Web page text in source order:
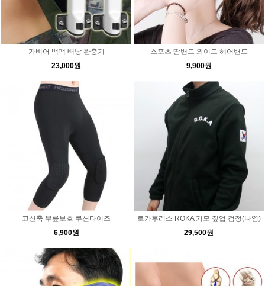
가비어 백팩 배낭 완충기
23,000원
스포츠 땀밴드 와이드 헤어밴드
9,900원
고신축 무릎보호 쿠션타이즈
6,900원
로카후리스 ROKA 기모 짚업 검정(나염)
29,500원